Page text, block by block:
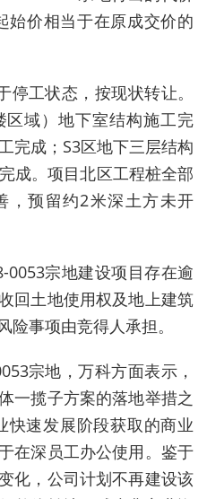
始价相当于在原成交价的
停工状态，按现状转让。
区域）地下室结构施工完
完成；S3区地下三层结构
成。项目北区工程桩全部
，预留约2米深土方未开
0053宗地建设项目存在逾
回土地使用权及地上建筑
事项由竞得人承担。
宗地，万科方面表示，
一揽子方案的落地举措之
快速发展阶段获取的商业
在深员工办公使用。鉴于
化，公司计划不再建设该